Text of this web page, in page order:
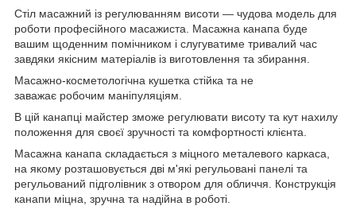
Стіл масажний із регулюванням висоти — чудова модель для
роботи професійного масажиста. Масажна канапа буде
вашим щоденним помічником і слугуватиме тривалий час
завдяки якісним матеріалів із виготовлення та збирання.
Масажно-косметологічна кушетка стійка та не
заважає робочим маніпуляціям.
В цій канапці майстер зможе регулювати висоту та кут нахилу
положення для своєї зручності та комфортності клієнта.
Масажна канапа складається з міцного металевого каркаса,
на якому розташовується дві м'які регульовані панелі та
регульований підголівник з отвором для обличчя. Конструкція
канапи міцна, зручна та надійна в роботі.